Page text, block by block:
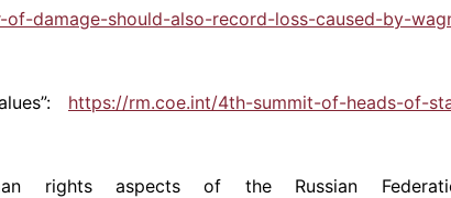
damage-should-also-record-loss-caused-by-
https://rm.coe.int/4th-summit-of-heads-of-
rights aspects of the Russian